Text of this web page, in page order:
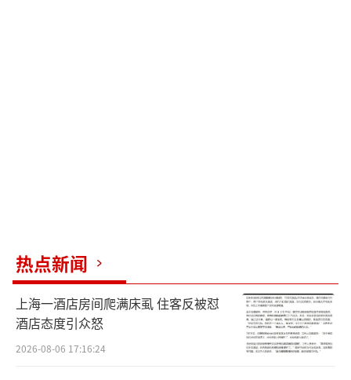
热点新闻
上海一酒店房间爬满床虱 住客反被怼
酒店态度引众怒
2026-08-06 17:16:24